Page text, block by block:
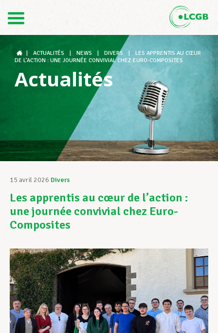
DE
Le LCGB
Structures syndicales
Assistance au Travail
Vos droits
Développement professionnel
Devenir Membre
ACTUALITÉS NEWS DIVERS
LES APPRENTIS AU CŒUR
DE L’ACTION : UNE JOURNÉE CONVIVIAL CHEZ EURO-COMPOSITES
Actualités
15 avril 2026 Divers
Les apprentis au cœur de l’action :
une journée convivial chez Euro-
Composites